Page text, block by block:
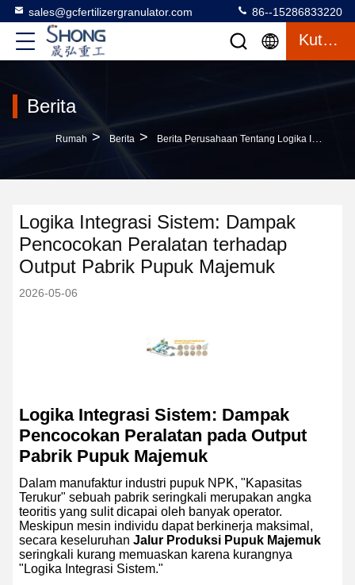
sales@gcfertilizergranulator.com 86--15286833220
Kutipan
Berita
Rumah > Berita > Berita Perusahaan Tentang Logika Integrasi Sistem: Dampak Pencocokan Peralatan Terhadap Output Pabrik Pupuk Majemuk
Logika Integrasi Sistem: Dampak
Pencocokan Peralatan terhadap
Output Pabrik Pupuk Majemuk
2026-05-06
Logika Integrasi Sistem: Dampak
Pencocokan Peralatan pada Output
Pabrik Pupuk Majemuk
Dalam manufaktur industri pupuk NPK, "Kapasitas
Terukur" sebuah pabrik seringkali merupakan angka
teoritis yang sulit dicapai oleh banyak operator.
Meskipun mesin individu dapat berkinerja maksimal,
secara keseluruhan Jalur Produksi Pupuk Majemuk
seringkali kurang memuaskan karena kurangnya
"Logika Integrasi Sistem."